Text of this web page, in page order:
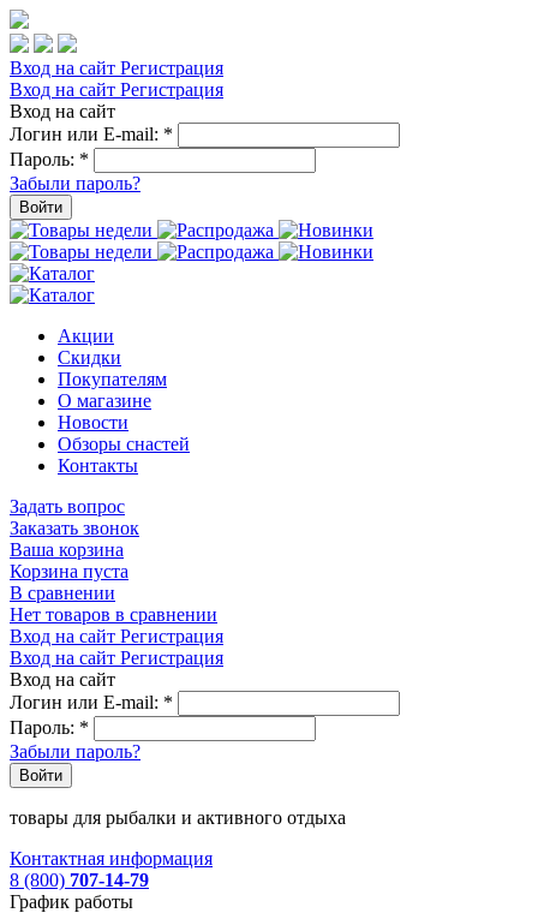
Вход на сайт Регистрация
Вход на сайт Регистрация
Вход на сайт
Логин или E-mail: *
Пароль: *
Забыли пароль?
Войти
Акции
Скидки
Покупателям
О магазине
Новости
Обзоры снастей
Контакты
Задать вопрос
Заказать звонок
Ваша корзина
Корзина пуста
В сравнении
Нет товаров в сравнении
Вход на сайт Регистрация
Вход на сайт Регистрация
Вход на сайт
Логин или E-mail: *
Пароль: *
Забыли пароль?
Войти
товары для рыбалки и активного отдыха
Контактная информация
8 (800) 707-14-79
График работы